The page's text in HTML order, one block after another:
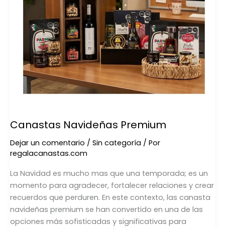
Canastas Navideñas Premium
Dejar un comentario / Sin categoría / Por
regalacanastas.com
La Navidad es mucho mas que una temporada; es un
momento para agradecer, fortalecer relaciones y crear
recuerdos que perduren. En este contexto, las canasta
navideñas premium se han convertido en una de las
opciones más sofisticadas y significativas para